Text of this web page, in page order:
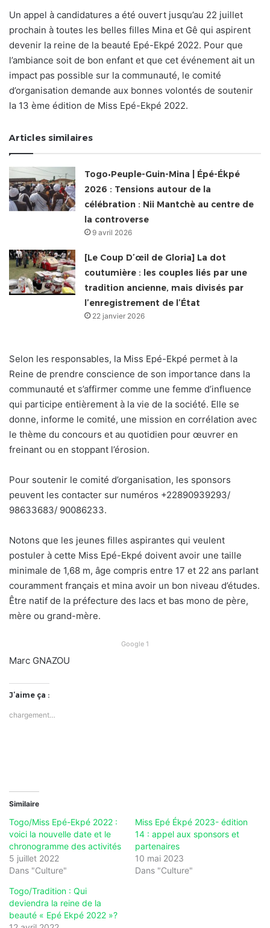
Un appel à candidatures a été ouvert jusqu’au 22 juillet
prochain à toutes les belles filles Mina et Gê qui aspirent
devenir la reine de la beauté Epé-Ekpé 2022. Pour que
l’ambiance soit de bon enfant et que cet événement ait un
impact pas possible sur la communauté, le comité
d’organisation demande aux bonnes volontés de soutenir
la 13 ème édition de Miss Epé-Ekpé 2022.
Articles similaires
Togo•Peuple-Guin-Mina | Épé-Ékpé
2026 : Tensions autour de la
célébration : Nii Mantchè au centre de
la controverse
9 avril 2026
[Le Coup D’œil de Gloria] La dot
coutumière : les couples liés par une
tradition ancienne, mais divisés par
l’enregistrement de l’État
22 janvier 2026
Selon les responsables, la Miss Epé-Ekpé permet à la
Reine de prendre conscience de son importance dans la
communauté et s’affirmer comme une femme d’influence
qui participe entièrement à la vie de la société. Elle se
donne, informe le comité, une mission en corrélation avec
le thème du concours et au quotidien pour œuvrer en
freinant ou en stoppant l’érosion.
Pour soutenir le comité d’organisation, les sponsors
peuvent les contacter sur numéros +22890939293/
98633683/ 90086233.
Notons que les jeunes filles aspirantes qui veulent
postuler à cette Miss Epé-Ekpé doivent avoir une taille
minimale de 1,68 m, âge compris entre 17 et 22 ans parlant
couramment français et mina avoir un bon niveau d’études.
Être natif de la préfecture des lacs et bas mono de père,
mère ou grand-mère.
Google 1
Marc GNAZOU
J’aime ça :
chargement…
Similaire
Togo/Miss Epé-Ekpé 2022 :
voici la nouvelle date et le
chronogramme des activités
5 juillet 2022
Dans "Culture"
Miss Epé Ékpé 2023- édition
14 : appel aux sponsors et
partenaires
10 mai 2023
Dans "Culture"
Togo/Tradition : Qui
deviendra la reine de la
beauté « Epé Ekpé 2022 »?